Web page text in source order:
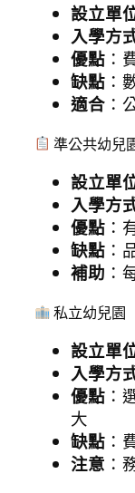
設立單
入學方
優點：
缺點：
適合：
準公共幼兒
設立單
入學方
優點：
缺點：
補助 ：
私立幼兒園
設立單
入學方
優點：
大
缺點：
注意 ：